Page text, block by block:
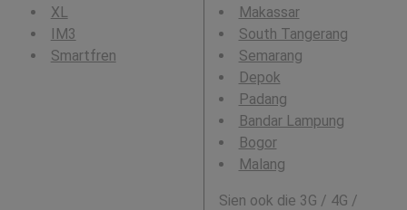
XL
IM3
Smartfren
Makassar
South Tangerang
Semarang
Depok
Padang
Bandar Lampung
Bogor
Malang
Sien ook die 3G / 4G /